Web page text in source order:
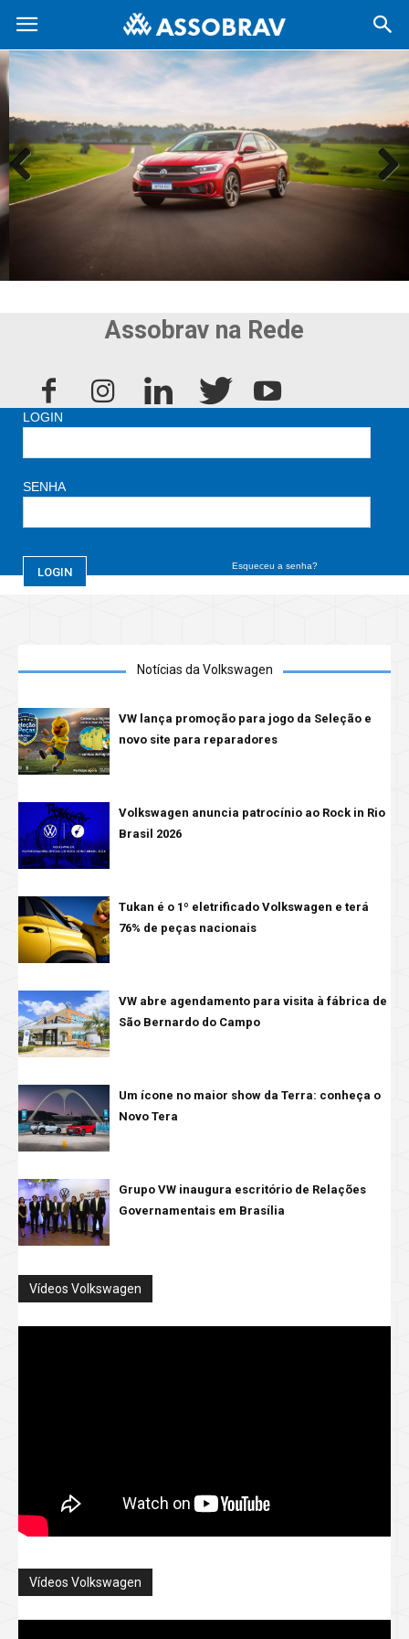
Previous Next
Assobrav na Rede
LOGIN
SENHA
Esqueceu a senha?
Notícias da Volkswagen
VW lança promoção para jogo da Seleção e
novo site para reparadores
Volkswagen anuncia patrocínio ao Rock in Rio
Brasil 2026
Tukan é o 1º eletrificado Volkswagen e terá
76% de peças nacionais
VW abre agendamento para visita à fábrica de
São Bernardo do Campo
Um ícone no maior show da Terra: conheça o
Novo Tera
Grupo VW inaugura escritório de Relações
Governamentais em Brasília
Vídeos Volkswagen
Vídeos Volkswagen